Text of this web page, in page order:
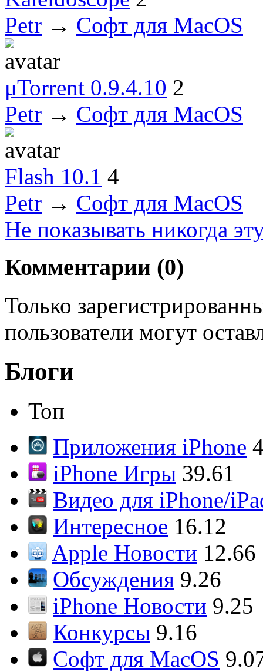
Petr → Софт для MacOS
μTorrent 0.9.4.10 2
Petr → Софт для MacOS
Flash 10.1 4
Petr → Софт для MacOS
Не показывать никогда
Комментарии (0)
Только
пользователи могут
Блоги
Топ
Приложения iPhone
iPhone Игры 39.61
Видео для iPhone/
Интересное 16.12
Apple Новости 12.66
Обсуждения 9.26
iPhone Новости 9.25
Конкурсы 9.16
Софт для MacOS